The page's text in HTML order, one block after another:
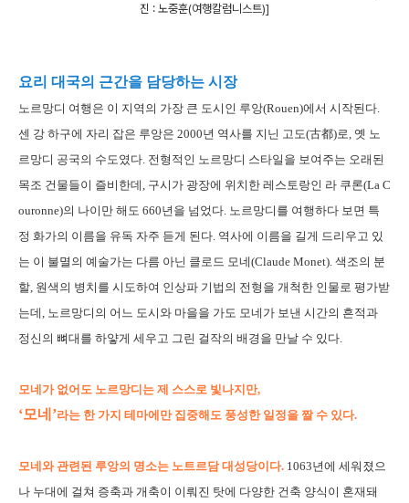
진 : 노중훈(여행칼럼니스트)]
요리 대국의 근간을 담당하는 시장
노르망디 여행은 이 지역의 가장 큰 도시인 루앙(Rouen)에서 시작된다.
센 강 하구에 자리 잡은 루앙은 2000년 역사를 지닌 고도(古都)로, 옛 노
르망디 공국의 수도였다. 전형적인 노르망디 스타일을 보여주는 오래된
목조 건물들이 즐비한데, 구시가 광장에 위치한 레스토랑인 라 쿠론(La C
ouronne)의 나이만 해도 660년을 넘었다. 노르망디를 여행하다 보면 특
정 화가의 이름을 유독 자주 듣게 된다. 역사에 이름을 길게 드리우고 있
는 이 불멸의 예술가는 다름 아닌 클로드 모네(Claude Monet). 색조의 분
할, 원색의 병치를 시도하여 인상파 기법의 전형을 개척한 인물로 평가받
는데, 노르망디의 어느 도시와 마을을 가도 모네가 보낸 시간의 흔적과
정신의 뼈대를 하얗게 세우고 그린 걸작의 배경을 만날 수 있다.
모네가 없어도 노르망디는 제 스스로 빛나지만,
‘모네’라는 한 가지 테마에만 집중해도 풍성한 일정을 짤 수 있다.
모네와 관련된 루앙의 명소는 노트르담 대성당이다. 1063년에 세워졌으
나 누대에 걸쳐 증축과 개축이 이뤄진 탓에 다양한 건축 양식이 혼재돼